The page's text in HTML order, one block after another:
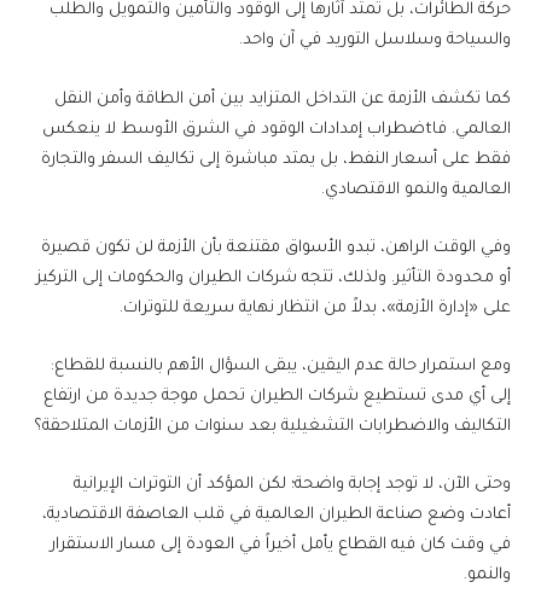
حركة الطائرات، بل تمتد آثارها إلى الوقود والتأمين والتمويل والطلب
والسياحة وسلاسل التوريد في آن واحد.
كما تكشف الأزمة عن التداخل المتزايد بين أمن الطاقة وأمن النقل
العالمي. فاtضطراب إمدادات الوقود في الشرق الأوسط لا ينعكس
فقط على أسعار النفط، بل يمتد مباشرة إلى تكاليف السفر والتجارة
العالمية والنمو الاقتصادي.
وفي الوقت الراهن، تبدو الأسواق مقتنعة بأن الأزمة لن تكون قصيرة
أو محدودة التأثير. ولذلك، تتجه شركات الطيران والحكومات إلى التركيز
على «إدارة الأزمة»، بدلاً من انتظار نهاية سريعة للتوترات.
ومع استمرار حالة عدم اليقين، يبقى السؤال الأهم بالنسبة للقطاع:
إلى أي مدى تستطيع شركات الطيران تحمل موجة جديدة من ارتفاع
التكاليف والاضطرابات التشغيلية بعد سنوات من الأزمات المتلاحقة؟
وحتى الآن، لا توجد إجابة واضحة؛ لكن المؤكد أن التوترات الإيرانية
أعادت وضع صناعة الطيران العالمية في قلب العاصفة الاقتصادية،
في وقت كان فيه القطاع يأمل أخيراً في العودة إلى مسار الاستقرار
والنمو.